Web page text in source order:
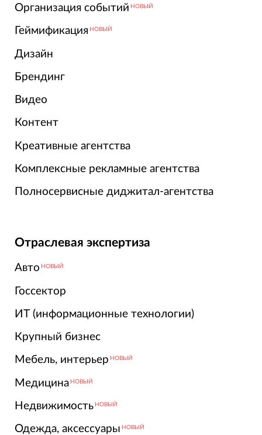
Организация событий НОВЫЙ
Геймификация НОВЫЙ
Дизайн
Брендинг
Видео
Контент
Креативные агентства
Комплексные рекламные агентства
Полносервисные диджитал-агентства
Отраслевая экспертиза
Авто НОВЫЙ
Госсектор
ИТ (информационные технологии)
Крупный бизнес
Мебель, интерьер НОВЫЙ
Медицина НОВЫЙ
Недвижимость НОВЫЙ
Одежда, аксессуары НОВЫЙ